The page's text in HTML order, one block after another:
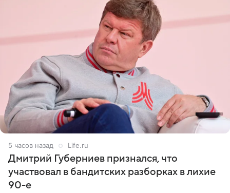
5 часов назад Life.ru
Дмитрий Губерниев признался, что
участвовал в бандитских разборках в лихие
90-е